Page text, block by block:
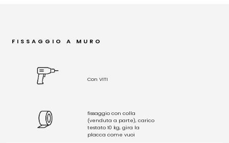
FISSAGGIO A MURO
Con VITI
fissaggio con colla
(venduta a parte), carico
testato 10 kg, gira la
placca come vuoi